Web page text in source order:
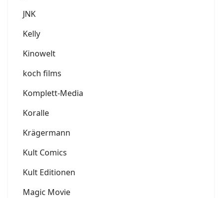
JNK
Kelly
Kinowelt
koch films
Komplett-Media
Koralle
Krägermann
Kult Comics
Kult Editionen
Magic Movie